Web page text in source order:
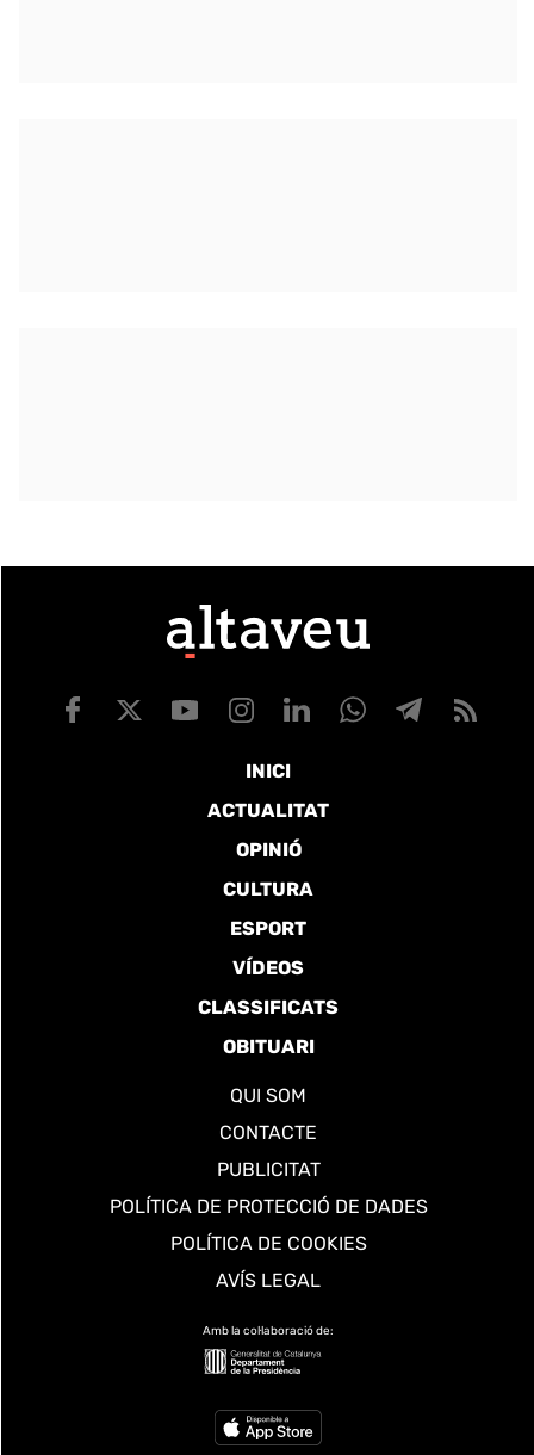
INICI
ACTUALITAT
OPINIÓ
CULTURA
ESPORT
VÍDEOS
CLASSIFICATS
OBITUARI
QUI SOM
CONTACTE
PUBLICITAT
POLÍTICA DE PROTECCIÓ DE DADES
POLÍTICA DE COOKIES
AVÍS LEGAL
Amb la col·laboració de: